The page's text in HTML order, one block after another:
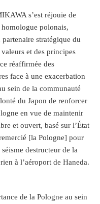
s’est réjouie de
polonais,
stratégique du
et des principes
réaffirmée des
face à une exacerbation
sein de la communauté
du Japon de renforcer
en vue de maintenir
et ouvert, basé sur l’État
[la Pologne] pour
destructeur de la
à l’aéroport de Haneda.
de la Pologne au sein